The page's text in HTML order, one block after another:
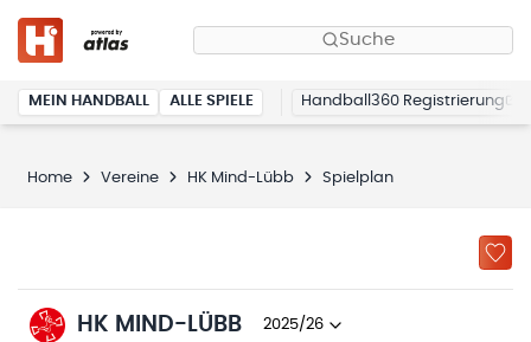
Suche
MEIN HANDBALL ALLE SPIELE Handball360 Registrierung
Home Vereine HK Mind-Lübb Spielplan
HK MIND-LÜBB 2025/26